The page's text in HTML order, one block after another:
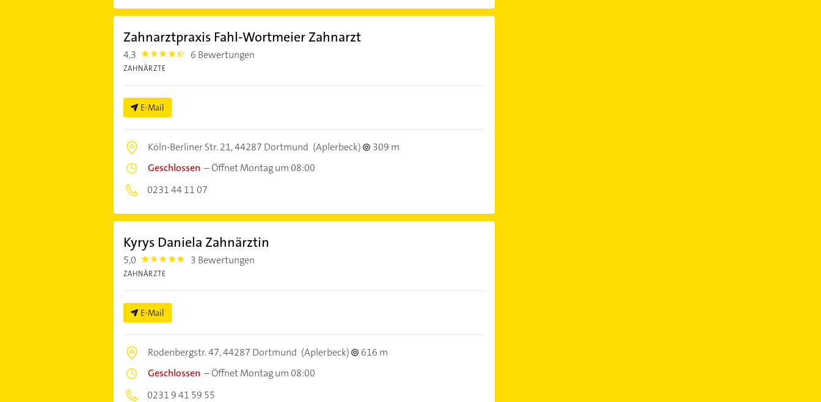
Zahnarztpraxis Fahl-Wortmeier Zahnarzt
4,3 4.3 6 Bewertungen
ZAHNÄRZTE
E-Mail
Köln-Berliner Str. 21,44287 Dortmund (Aplerbeck)
309 m
Geschlossen –Öffnet Montag um 08:00
0231 44 11 07
Kyrys Daniela Zahnärztin
5,0 5.0 3 Bewertungen
ZAHNÄRZTE
E-Mail
Rodenbergstr. 47,44287 Dortmund (Aplerbeck)
616 m
Geschlossen –Öffnet Montag um 08:00
0231 9 41 59 55